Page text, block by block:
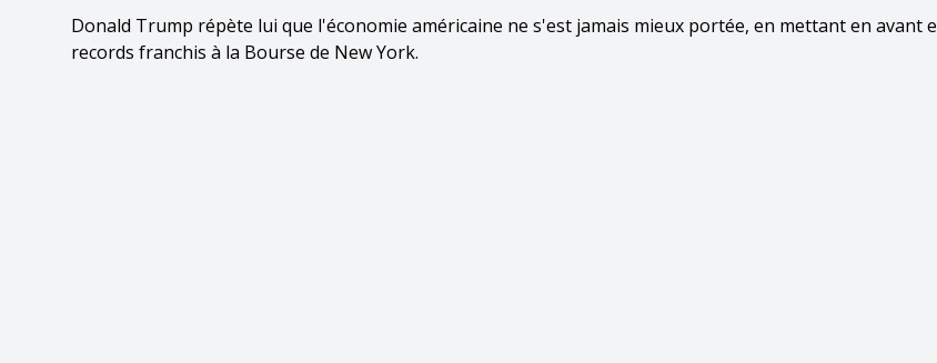
Donald Trump répète lui que l'économie américaine ne s'est jamais mieux portée, en mettant en avant
records franchis à la Bourse de New York.